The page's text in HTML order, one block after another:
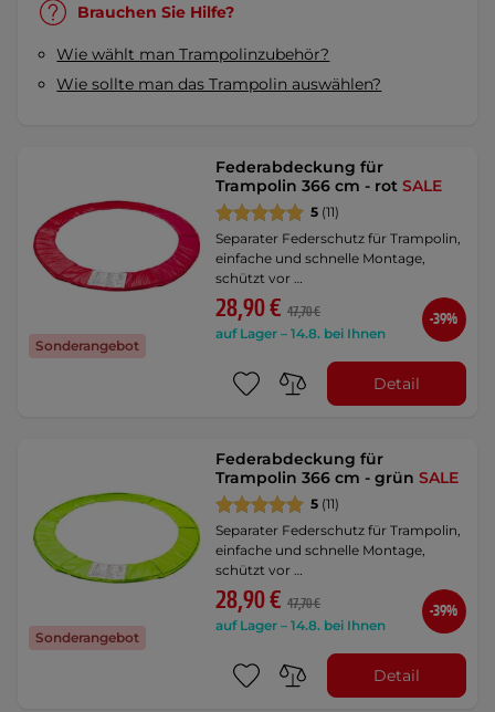
Brauchen Sie Hilfe?
Wie wählt man Trampolinzubehör?
Wie sollte man das Trampolin auswählen?
Sonderangebot
Federabdeckung für
Trampolin 366 cm - rotSALE
5 (11)
Separater Federschutz für Trampolin,
einfache und schnelle Montage,
schützt vor …
28,90 € 47,70 €
auf Lager – 14.8. bei Ihnen
-39%
Detail
Sonderangebot
Federabdeckung für
Trampolin 366 cm - grünSALE
5 (11)
Separater Federschutz für Trampolin,
einfache und schnelle Montage,
schützt vor …
28,90 € 47,70 €
auf Lager – 14.8. bei Ihnen
-39%
Detail